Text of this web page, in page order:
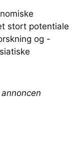
stort potentiale
og -